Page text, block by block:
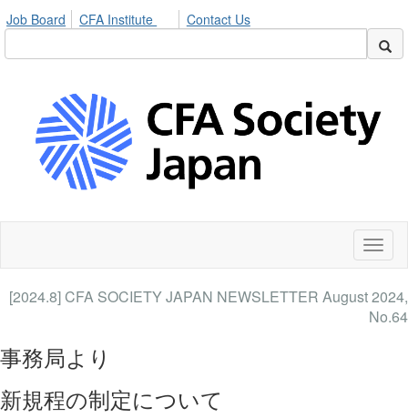
Job Board CFA Institute Contact Us
[2024.8] CFA SOCIETY JAPAN NEWSLETTER August 2024,
No.64
事務局より
新規程の制定について